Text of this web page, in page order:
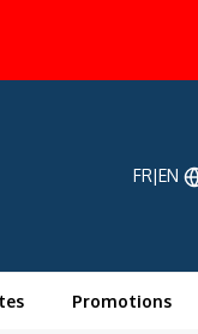
FR|EN
Promotions